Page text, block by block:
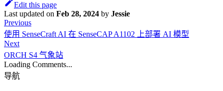
Edit this page
Last updated on Feb 28, 2024 by Jessie
Previous
使用 SenseCraft AI 在 SenseCAP A1102 上部署 AI 模型
Next
ORCH S4 气象站
Loading Comments...
导航